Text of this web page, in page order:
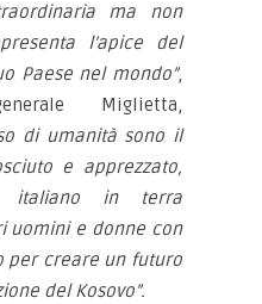
ma non
l’apice del
Paese nel mondo”,
Miglietta,
di umanità sono il
e apprezzato,
italiano in terra
uomini e donne con
per creare un futuro
del Kosovo”.